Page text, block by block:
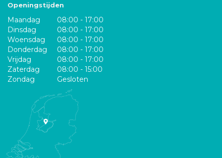
Openingstijden
Maandag
08:00 - 17:00
Dinsdag
08:00 - 17:00
Woensdag
08:00 - 17:00
Donderdag
08:00 - 17:00
Vrijdag
08:00 - 17:00
Zaterdag
08:00 - 15:00
Zondag
Gesloten